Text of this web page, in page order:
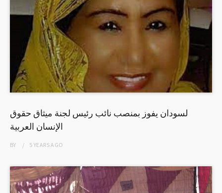
لسودان يفوز بمنصب نائب رئيس لجنة ميثاق حقوق
الإنسان العربية
BY 5 YEARSAGO